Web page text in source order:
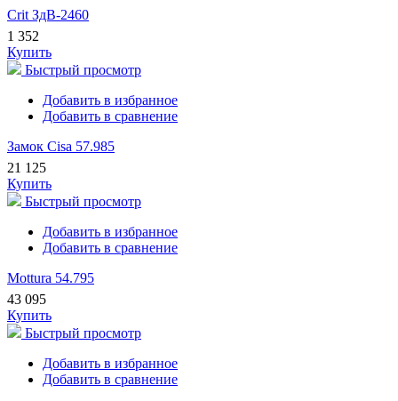
Crit ЗдВ-2460
1 352
Купить
Быстрый просмотр
Добавить в избранное
Добавить в сравнение
Замок Cisa 57.985
21 125
Купить
Быстрый просмотр
Добавить в избранное
Добавить в сравнение
Mottura 54.795
43 095
Купить
Быстрый просмотр
Добавить в избранное
Добавить в сравнение